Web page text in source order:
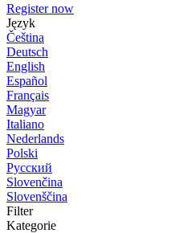
Register now
Język
Čeština
Deutsch
English
Español
Français
Magyar
Italiano
Nederlands
Polski
Русский
Slovenčina
Slovenščina
Filter
Kategorie